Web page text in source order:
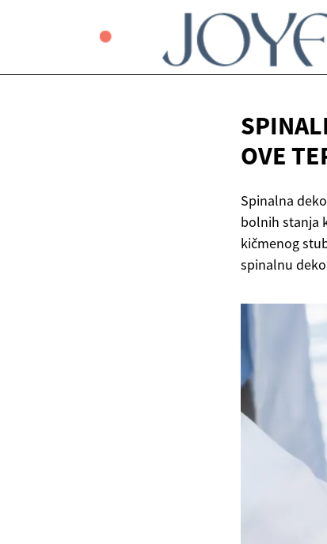
OVE
Spinalna
bolnih stanja
kičmenog
spinalnu